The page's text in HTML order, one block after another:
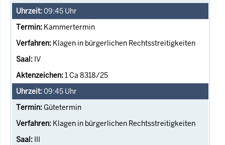
09:45 Uhr
Kammertermin
Klagen in bürgerlichen Rechtsstreitigkeiten
IV
1 Ca 8318/25
09:45 Uhr
Gütetermin
Klagen in bürgerlichen Rechtsstreitigkeiten
III